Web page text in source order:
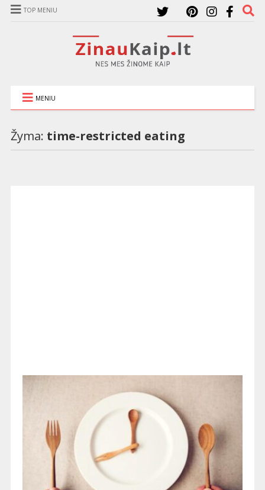
TOP MENIU
MENIU
Žyma: time-restricted eating